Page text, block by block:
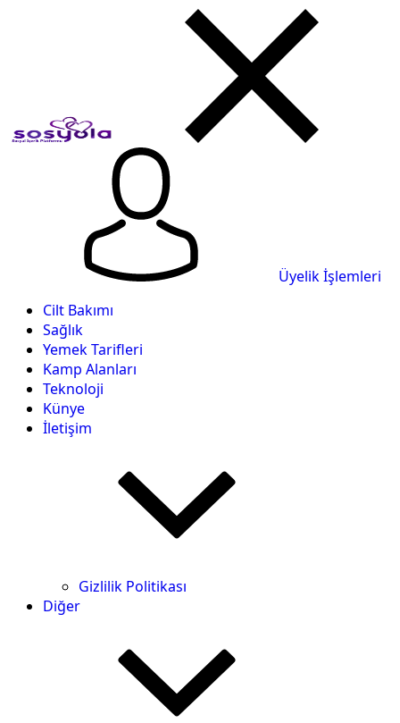
Üyelik İşlemleri
Cilt Bakımı
Sağlık
Yemek Tarifleri
Kamp Alanları
Teknoloji
Künye
İletişim
Gizlilik Politikası
Diğer